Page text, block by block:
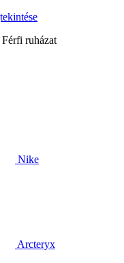
Férfi ruházat
Nike
Arcteryx